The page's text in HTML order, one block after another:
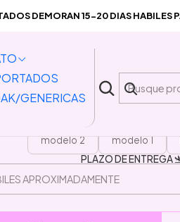
GENERICAS
DEMORAN 15-20 DIAS HABILES
Capitan America
Pin
modelo 2 modelo 1
PLAZO DE